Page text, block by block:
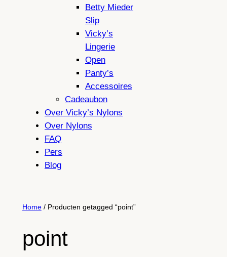
Betty Mieder
Slip
Vicky’s
Lingerie
Open
Panty’s
Accessoires
Cadeaubon
Over Vicky’s Nylons
Over Nylons
FAQ
Pers
Blog
Home/ Producten getagged “point”
point